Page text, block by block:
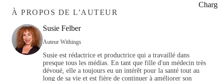
À PROPOS DE L'AUTEUR
Susie Felber
Auteur Withings
Susie est rédactrice et productrice qui a travaillé dans
presque tous les médias. En tant que fille d'un médecin très
dévoué, elle a toujours eu un intérêt pour la santé tout au
long de sa vie et est fière de continuer à améliorer son